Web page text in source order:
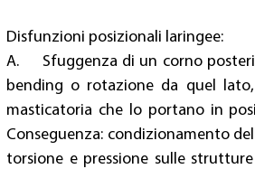
Disfunzioni posizionali laringee:
A.     Sfuggenza di un corno
bending o rotazione da quel
masticatoria che lo portano in
Conseguenza: condizionamento
torsione e pressione sulle